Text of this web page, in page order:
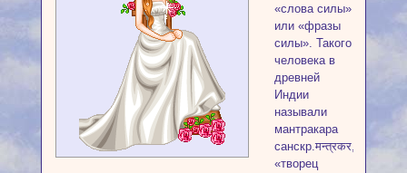
«слова силы»
или «фразы
силы». Такого
человека в
древней
Индии
называли
мантракара
санскр.मन्त्रकर,
«творец